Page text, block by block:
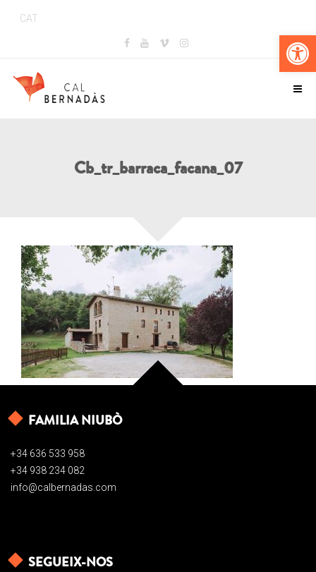
CAT
Cb_tr_barraca_facana_07
FAMILIA NIUBÒ
+34 636 533 958
+34 938 234 082
info@calbernadas.com
SEGUEIX-NOS